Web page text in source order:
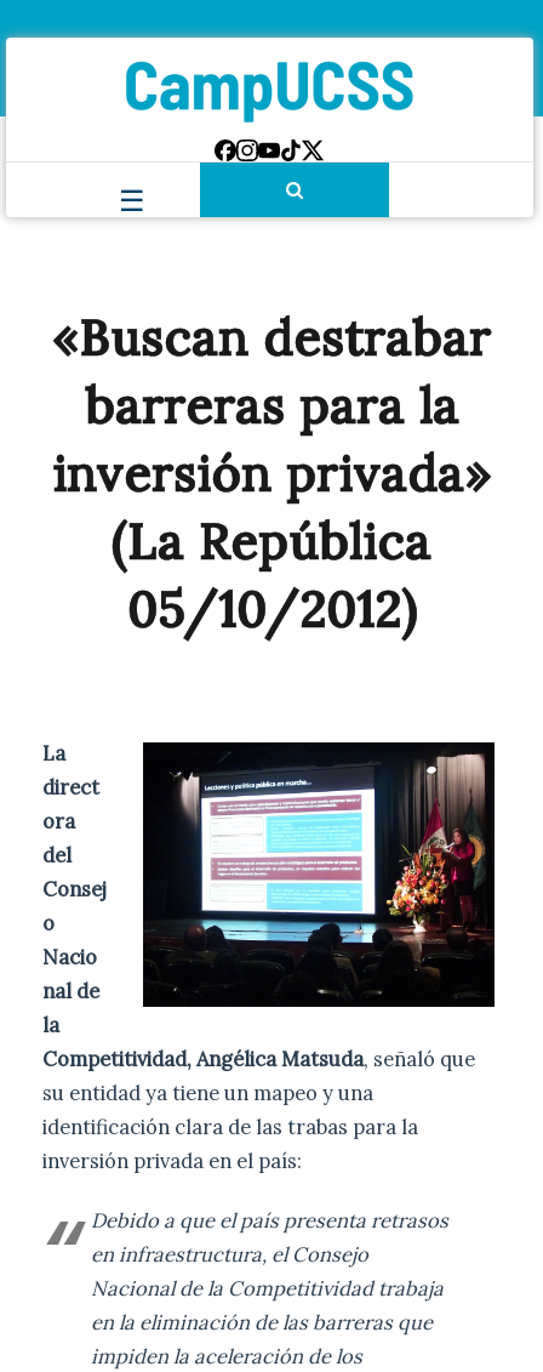
«Buscan destrabar
barreras para la
inversión privada»
(La República
05/10/2012)
La
direct
ora
del
Consej
o
Nacio
nal de
la
Competitividad, Angélica Matsuda, señaló que
su entidad ya tiene un mapeo y una
identificación clara de las trabas para la
inversión privada en el país:
Debido a que el país presenta retrasos
en infraestructura, el Consejo
Nacional de la Competitividad trabaja
en la eliminación de las barreras que
impiden la aceleración de los